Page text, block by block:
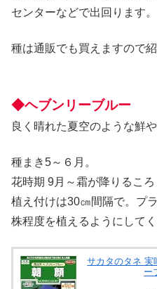
センターなどで出回ります。
種は通販でも買えますので
◆ヘブンリーブルー
良く晴れた夏空のような鮮
種まき5～６月。
花時期 9月～霜が降りるころ
植え付けは30㎝間隔で。プ
株程度を植えるようにしてく
サカタのタネ 実
ー